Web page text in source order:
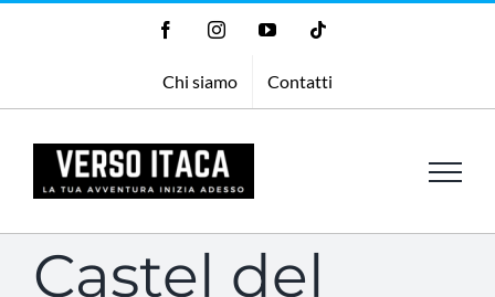
FacebookInstagramYouTube
Chi siamo Contatti
Castel del